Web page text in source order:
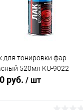
В избранное
для тонировки фар
520мл KU-9022
руб. / шт